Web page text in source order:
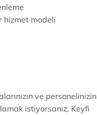
hizmet modeli
ve personelinizin
istiyorsanız, Keyfi